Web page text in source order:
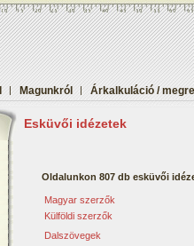
| Magunkról | Árkalkuláció /
Esküvői idézetek
Oldalunkon 807 db esküvői
Magyar szerzők
Külföldi szerzők
Dalszövegek